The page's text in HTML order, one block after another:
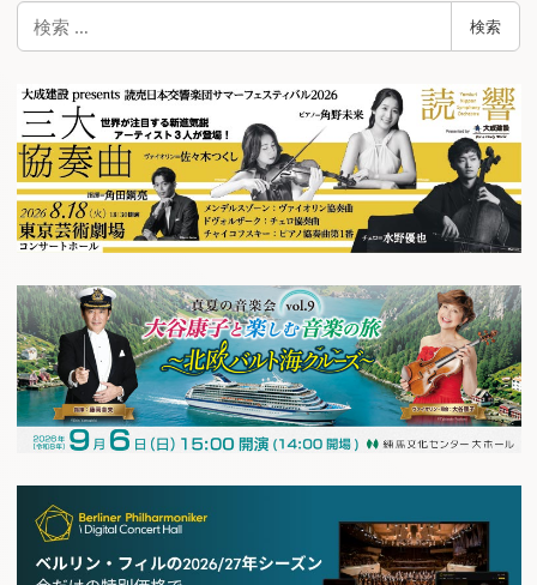
検
索
検索